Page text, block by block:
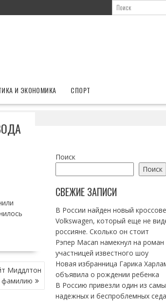
И ЭКОНОМИКА СПОРТ
Миддлтон
фамилию
Поиск
Поиск
СВЕЖИЕ ЗАПИСИ
В России найден новый
Volkswagen, который еще не
россияне. Сколько он стоит
Рэпер Macan намекнул на роман
участницей известного шоу
Новая избранница Гарика
объявила о рождении ребенка
В Россию привезли один из
надежных и беспроблемных